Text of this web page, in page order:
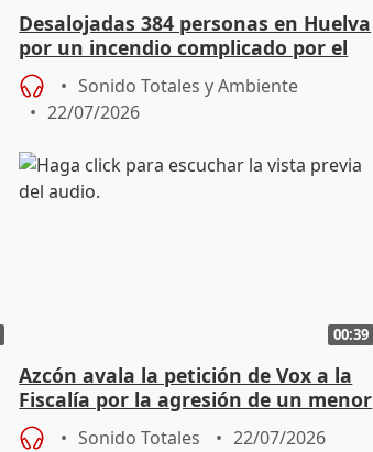
Desalojadas 384 personas en Huelva
por un incendio complicado por el
viento
Sonido Totales y Ambiente
22/07/2026
00:39
Azcón avala la petición de Vox a la
Fiscalía por la agresión de un menor
inmigrante
Sonido Totales 22/07/2026